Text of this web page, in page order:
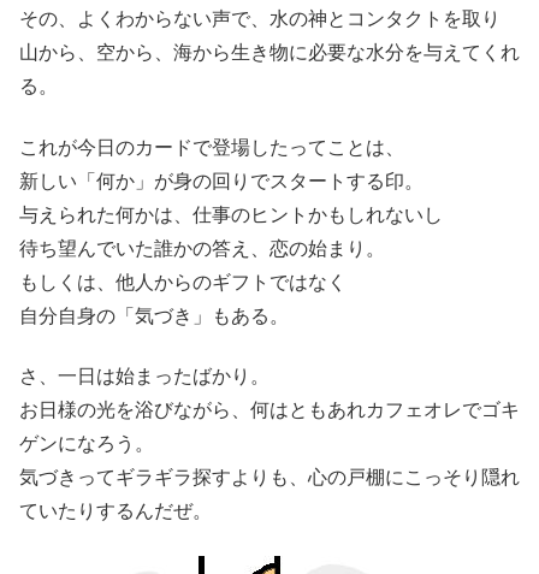
その、よくわからない声で、水の神とコンタクトを取り
山から、空から、海から生き物に必要な水分を与えてくれ
る。
これが今日のカードで登場したってことは、
新しい「何か」が身の回りでスタートする印。
与えられた何かは、仕事のヒントかもしれないし
待ち望んでいた誰かの答え、恋の始まり。
もしくは、他人からのギフトではなく
自分自身の「気づき」もある。
さ、一日は始まったばかり。
お日様の光を浴びながら、何はともあれカフェオレでゴキ
ゲンになろう。
気づきってギラギラ探すよりも、心の戸棚にこっそり隠れ
ていたりするんだぜ。